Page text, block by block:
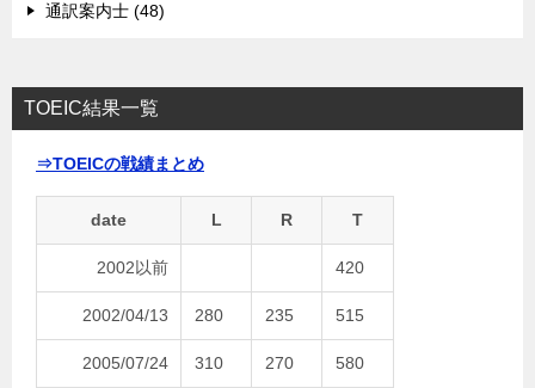
通訳案内士 (48)
TOEIC結果一覧
⇒TOEICの戦績まとめ
date L R T
2002以前 420
2002/04/13 280 235 515
2005/07/24 310 270 580